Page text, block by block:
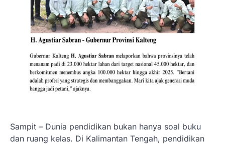
Sampit – Dunia pendidikan bukan hanya soal buku
dan ruang kelas. Di Kalimantan Tengah, pendidikan